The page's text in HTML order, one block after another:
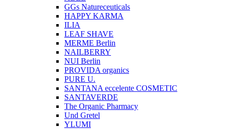
GGs Natureceuticals
HAPPY KARMA
ILIA
LEAF SHAVE
MERME Berlin
NAILBERRY
NUI Berlin
PROVIDA organics
PURE U.
SANTANA eccelente COSMETIC
SANTAVERDE
The Organic Pharmacy
Und Gretel
YLUMI